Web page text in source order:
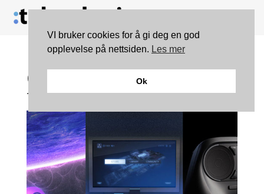
Oppsiktsvekkende
trekløver fra Valve
VI bruker cookies for å gi deg en god
opplevelse på nettsiden. Les mer
Ok